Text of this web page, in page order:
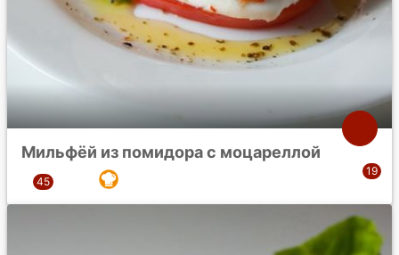
Мильфёй из помидора с моцареллой